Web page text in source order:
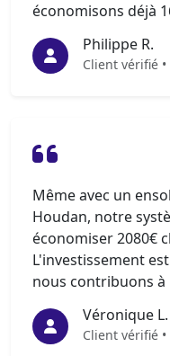
économisons déjà
Philippe R.
Client vérifié
Même avec un
Houdan, notre
économiser 2080€
L'investissement
nous contribuons
Véronique L.
Client vérifié